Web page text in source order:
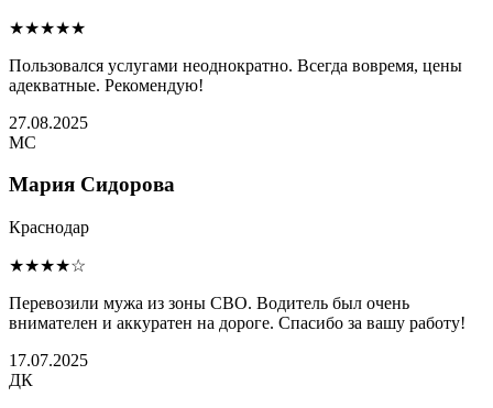
★★★★★
Пользовался услугами неоднократно. Всегда вовремя, цены
адекватные. Рекомендую!
27.08.2025
МС
Мария Сидорова
Краснодар
★★★★☆
Перевозили мужа из зоны СВО. Водитель был очень
внимателен и аккуратен на дороге. Спасибо за вашу работу!
17.07.2025
ДК